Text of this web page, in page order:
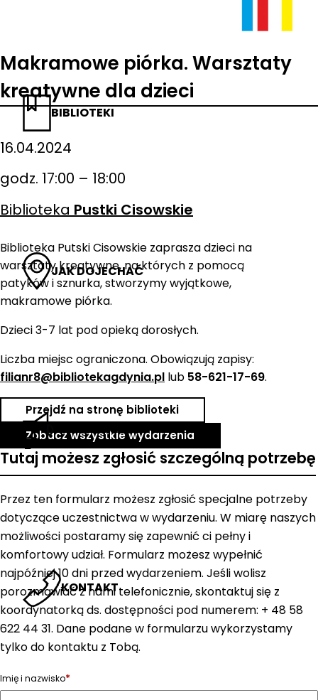
BIBLIOTEKI
JAK DOJECHAĆ
AKTUALNOŚCI
KONTAKT
Makramowe piórka. Warsztaty
kreatywne dla dzieci
16.04.2024
godz. 17:00 – 18:00
Biblioteka Pustki Cisowskie
Biblioteka Putski Cisowskie zaprasza dzieci na
warsztaty kreatywne, na których z pomocą
patyków i sznurka, stworzymy wyjątkowe,
makramowe piórka.
Dzieci 3-7 lat pod opieką dorosłych.
Liczba miejsc ograniczona. Obowiązują zapisy:
filianr8@bibliotekagdynia.pl lub 58-621-17-69.
Przejdź na stronę biblioteki
Zobacz wszystkie wydarzenia
Tutaj możesz zgłosić szczególną potrzebę
Przez ten formularz możesz zgłosić specjalne potrzeby
dotyczące uczestnictwa w wydarzeniu. W miarę naszych
możliwości postaramy się zapewnić ci pełny i
komfortowy udział. Formularz możesz wypełnić
najpóźniej 10 dni przed wydarzeniem. Jeśli wolisz
porozmawiać z nami telefonicznie, skontaktuj się z
koordynatorką ds. dostępności pod numerem: + 48 58
622 44 31. Dane podane w formularzu wykorzystamy
tylko do kontaktu z Tobą.
Imię i nazwisko*